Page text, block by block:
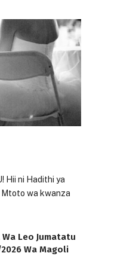
Hii ni Hadithi ya
Mtoto wa kwanza
Wa Leo Jumatatu
Wa Magoli